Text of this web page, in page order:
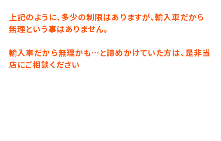
上記のように、多少の制限はありますが、輸入車だから
無理という事はありません。
輸入車だから無理かも…と諦めかけていた方は、是非当
店にご相談ください